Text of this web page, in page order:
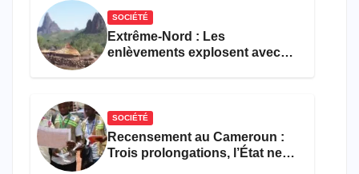
SOCIÉTÉ
Extrême-Nord : Les
enlèvements explosent avec
SOCIÉTÉ
Recensement au Cameroun :
Trois prolongations, l’État ne